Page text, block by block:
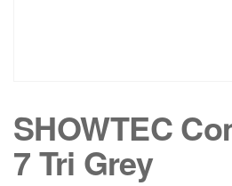
SHOWTEC
7 Tri Grey